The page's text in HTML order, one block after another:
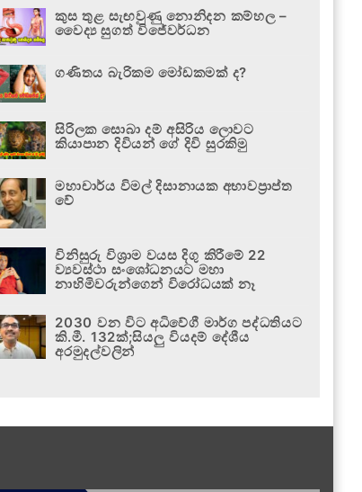
කුස තුළ සැඟවුණු නොනිදන කම්හල –
වෛද්‍ය සුගත් විජේවර්ධන
ගණිතය බැරිකම මෝඩකමක් ද?
සිරිලක සොබා දම් අසිරිය ලොවට
කියාපාන දිවියන් ගේ දිවි සුරකිමු
මහාචාර්ය විමල් දිසානායක අභාවප්‍රාප්ත
වේ
විනිසුරු විශ්‍රාම වයස දිගු කිරීමේ 22
ව්‍යවස්ථා සංශෝධනයට මහා
නාහිමිවරුන්ගෙන් විරෝධයක් නෑ
2030 වන විට අධිවේගී මාර්ග පද්ධතියට
කි.මී. 132ක්;සියලු වියදම් දේශීය
අරමුදල්වලින්